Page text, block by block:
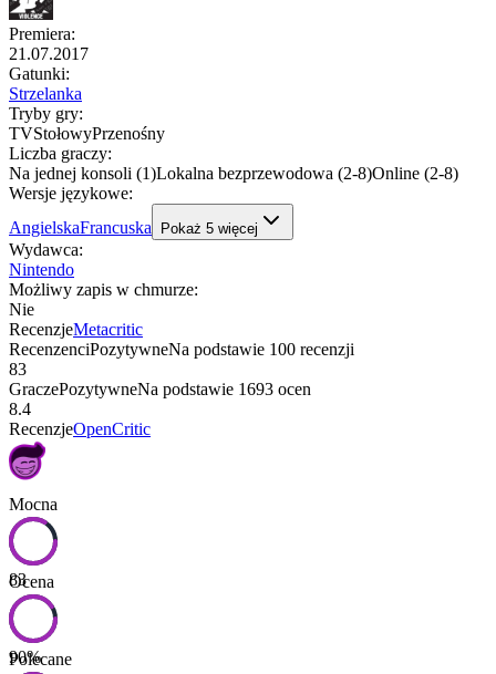
Premiera:
21.07.2017
Gatunki:
Strzelanka
Tryby gry:
TVStołowyPrzenośny
Liczba graczy:
Na jednej konsoli (1)Lokalna bezprzewodowa (2-8)Online (2-8)
Wersje językowe:
AngielskaFrancuska Pokaż 5 więcej
Wydawca:
Nintendo
Możliwy zapis w chmurze:
Nie
RecenzjeMetacritic
RecenzenciPozytywneNa podstawie 100 recenzji
83
GraczePozytywneNa podstawie 1693 ocen
8.4
RecenzjeOpenCritic
Mocna
83
Ocena
90%
Polecane